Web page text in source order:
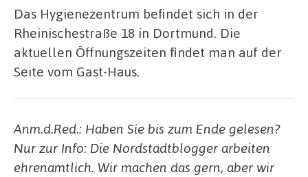
Das Hygienezentrum befindet sich in der
Rheinischestraße 18 in Dortmund. Die
aktuellen Öffnungszeiten findet man auf der
Seite vom Gast-Haus.
Anm.d.Red.: Haben Sie bis zum Ende gelesen?
Nur zur Info: Die Nordstadtblogger arbeiten
ehrenamtlich. Wir machen das gern, aber wir